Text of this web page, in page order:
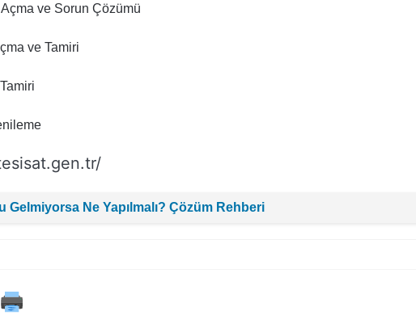
Açma ve Sorun Çözümü
ve Tamiri
Gelmiyorsa Ne Yapılmalı? Çözüm Rehberi